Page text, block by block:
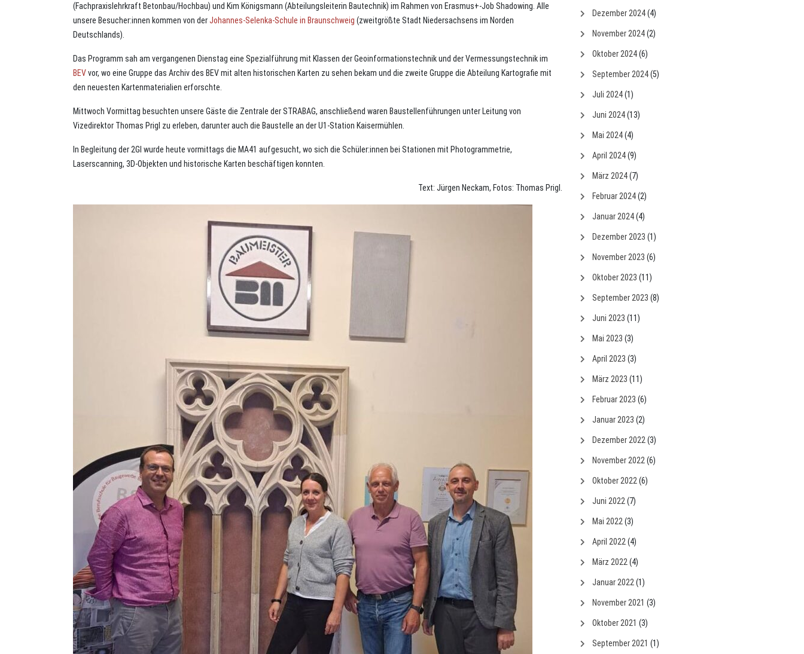
(Fachpraxislehrkraft Betonbau/Hochbau) und Kim Königsmann (Abteilungsleiterin Bautechnik) im Rahmen von Erasmus+-Job Shadowing. Alle
unsere Besucher:innen kommen von derJohannes-Selenka-Schule in Braunschweig (zweitgrößte Stadt Niedersachsens im Norden
Deutschlands).
Das Programm sah am vergangenen Dienstag eine Spezialführung mit Klassen der Geoinformationstechnik und der Vermessungstechnik im
BEVvor, wo eine Gruppe das Archiv des BEV mit alten historischen Karten zu sehen bekam und die zweite Gruppe die Abteilung Kartografie mit
den neuesten Kartenmaterialien erforschte.
Mittwoch Vormittag besuchten unsere Gäste die Zentrale der STRABAG, anschließend waren Baustellenführungen unter Leitung von
Vizedirektor Thomas Prigl zu erleben, darunter auch die Baustelle an der U1-Station Kaisermühlen.
In Begleitung der 2GI wurde heute vormittags die MA41 aufgesucht, wo sich die Schüler:innen bei Stationen mit Photogrammetrie,
Laserscanning, 3D-Objekten und historische Karten beschäftigen konnten.
Text: Jürgen Neckam, Fotos: Thomas Prigl.
Dezember 2024(4)
November 2024(2)
Oktober 2024(6)
September 2024(5)
Juli 2024(1)
Juni 2024(13)
Mai 2024(4)
April 2024(9)
März 2024(7)
Februar 2024(2)
Januar 2024(4)
Dezember 2023 (1)
November 2023 (6)
Oktober 2023 (11)
September 2023 (8)
Juni 2023 (11)
Mai 2023 (3)
April 2023 (3)
März 2023 (11)
Februar 2023 (6)
Januar 2023 (2)
Dezember 2022 (3)
November 2022 (6)
Oktober 2022 (6)
Juni 2022 (7)
Mai 2022 (3)
April 2022 (4)
März 2022 (4)
Januar 2022 (1)
November 2021 (3)
Oktober 2021 (3)
September 2021 (1)